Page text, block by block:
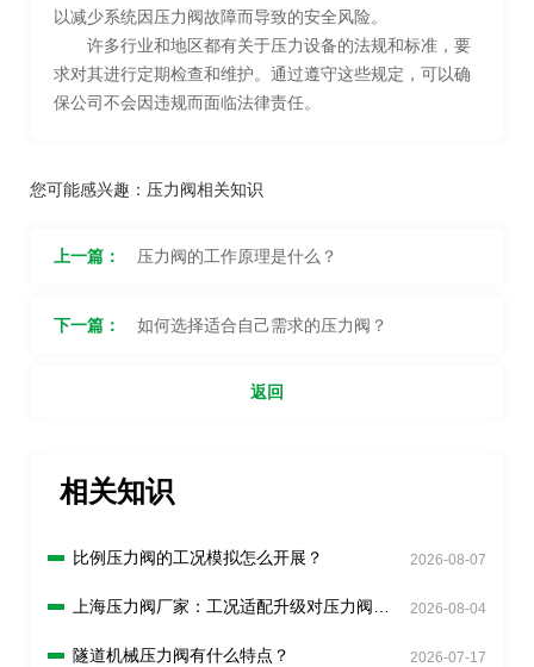
以减少系统因压力阀故障而导致的安全风险。
许多行业和地区都有关于压力设备的法规和标准，要
求对其进行定期检查和维护。通过遵守这些规定，可以确
保公司不会因违规而面临法律责任。
您可能感兴趣： 压力阀相关知识
上一篇： 压力阀的工作原理是什么？
下一篇： 如何选择适合自己需求的压力阀？
返回
相关知识
比例压力阀的工况模拟怎么开展？ 2026-08-07
上海压力阀厂家：工况适配升级对压力阀有
2026-08-04
隧道机械压力阀有什么特点？ 2026-07-17